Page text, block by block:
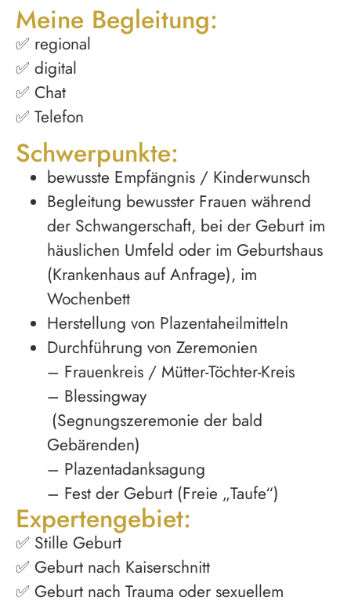
Meine Begleitung:
✅ regional
✅ digital
✅ Chat
✅ Telefon
Schwerpunkte:
bewusste Empfängnis / Kinderwunsch
Begleitung bewusster Frauen während
der Schwangerschaft, bei der Geburt im
häuslichen Umfeld oder im Geburtshaus
(Krankenhaus auf Anfrage), im
Wochenbett
Herstellung von Plazentaheilmitteln
Durchführung von Zeremonien
– Frauenkreis / Mütter-Töchter-Kreis
– Blessingway
(Segnungszeremonie der bald
Gebärenden)
– Plazentadanksagung
– Fest der Geburt (Freie „Taufe“)
Expertengebiet:
✅ Stille Geburt
✅ Geburt nach Kaiserschnitt
✅ Geburt nach Trauma oder sexuellem